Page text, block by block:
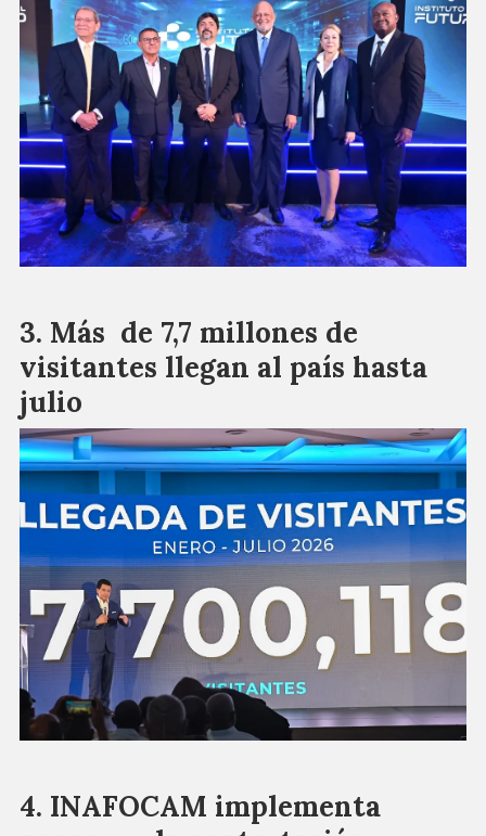
Más de 7,7 millones de
visitantes llegan al país hasta
julio
INAFOCAM implementa